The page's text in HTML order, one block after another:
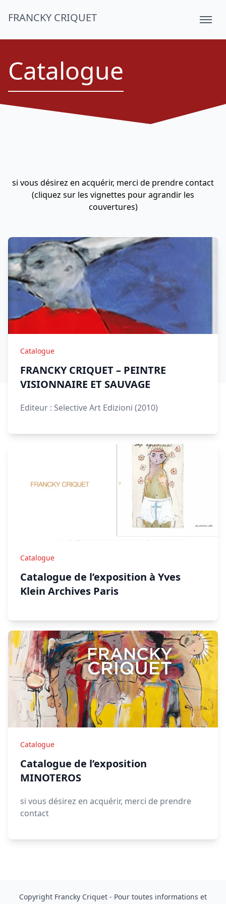
FRANCKY CRIQUET
Catalogue
si vous désirez en acquérir, merci de prendre contact
(cliquez sur les vignettes pour agrandir les
couvertures)
Catalogue
FRANCKY CRIQUET – PEINTRE
VISIONNAIRE ET SAUVAGE
Editeur : Selective Art Edizioni (2010)
Catalogue
Catalogue de l’exposition à Yves
Klein Archives Paris
Catalogue
Catalogue de l’exposition
MINOTEROS
si vous désirez en acquérir, merci de prendre
contact
Copyright Francky Criquet - Pour toutes informations et